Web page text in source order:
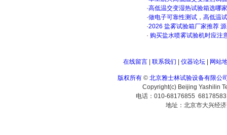
·高低温交变湿热试验箱选哪
·做电子可靠性测试，高低温
·2026 盐雾试验箱厂家推荐
· 购买盐水喷雾试验机时应注
在线留言| 联系我们 仪器论坛| 网站
版权所有 © 北京雅士林试验设备有限公
Copyright(c) Beijing Yashilin
电话：010-68176855
地址：北京市大兴经